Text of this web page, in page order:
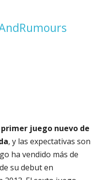
juego nuevo de
, y las expectativas son
ha vendido más de
su debut en